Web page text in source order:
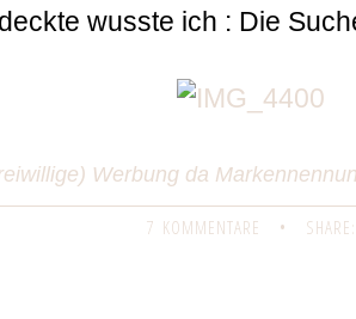
wusste ich : Die
Werbung da
7 KOMMENTARE • SHARE: